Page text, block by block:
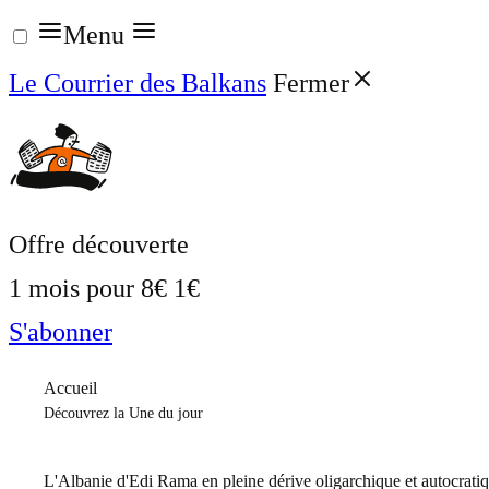
Aller
au
contenu
Menu
Le Courrier des Balkans Fermer
Offre découverte
1 mois pour 8€ 1€
S'abonner
Accueil
Découvrez la Une du jour
L'Albanie d'Edi Rama en pleine dérive oligarchique et